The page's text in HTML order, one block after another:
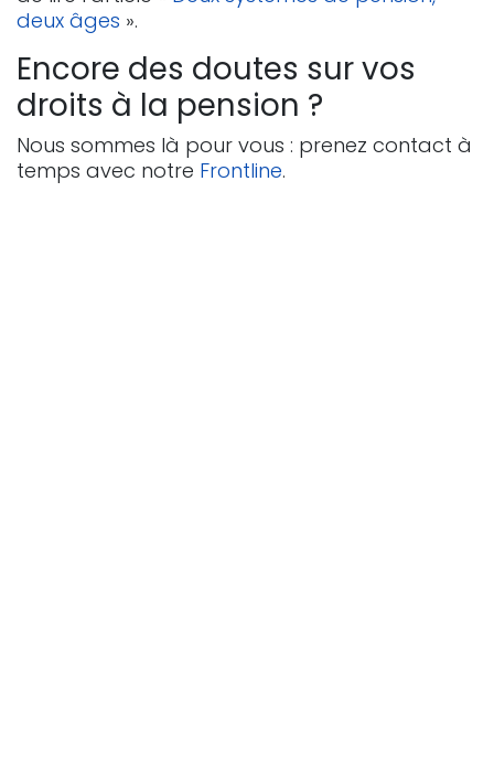
deux âges ».
Encore des doutes sur vos
droits à la pension ?
Nous sommes là pour vous : prenez contact à
temps avec notre Frontline.